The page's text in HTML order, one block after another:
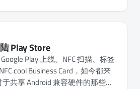
Play Store
Play 上线。NFC 扫描、标签
Business Card，如今都来
共享 Android 兼容硬件的那些部